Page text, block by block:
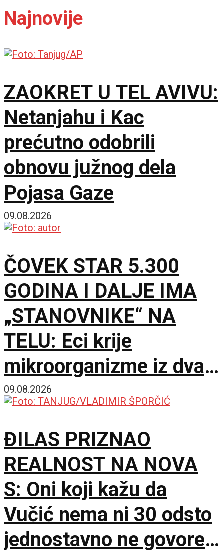
Najnovije
ZAOKRET U TEL AVIVU:
Netanjahu i Kac
prećutno odobrili
obnovu južnog dela
Pojasa Gaze
09.08.2026
ČOVEK STAR 5.300
GODINA I DALJE IMA
„STANOVNIKE“ NA
TELU: Eci krije
mikroorganizme iz dva
potpuno različita sveta
09.08.2026
ĐILAS PRIZNAO
REALNOST NA NOVA
S: Oni koji kažu da
Vučić nema ni 30 odsto
jednostavno ne govore